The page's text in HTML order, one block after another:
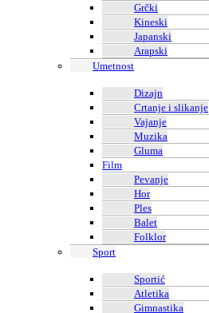
Grčki
Kineski
Japanski
Arapski
Umetnost
Dizajn
Crtanje i slikanje
Vajanje
Muzika
Gluma
Film
Pevanje
Hor
Ples
Balet
Folklor
Sport
Sportić
Atletika
Gimnastika